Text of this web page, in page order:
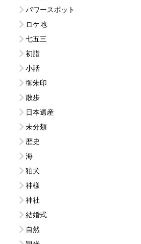
パワースポット
ロケ地
七五三
初詣
小話
御朱印
散歩
日本遺産
未分類
歴史
海
狛犬
神様
神社
結婚式
自然